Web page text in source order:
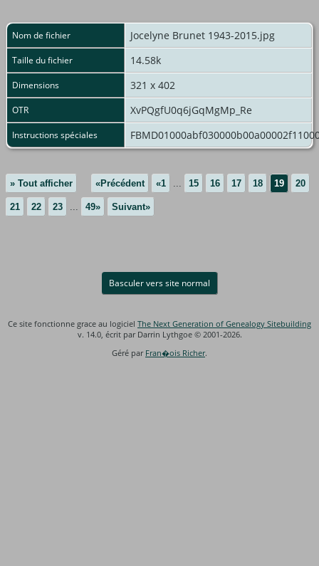
Nom de fichier Jocelyne Brunet 1943-2015.jpg
Taille du fichier 14.58k
Dimensions 321 x 402
OTR XvPQgfU0q6jGqMgMp_Re
Instructions spéciales
» Tout afficher «Précédent «1 ... 15 16 17 18 19 20
21 22 23 ... 49» Suivant»
Basculer vers site normal
Ce site fonctionne grace au logiciel The Next Generation of Genealogy Sitebuilding
v. 14.0, écrit par Darrin Lythgoe © 2001-2026.
Géré par Fran�ois Richer.